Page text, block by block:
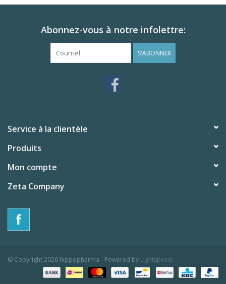
Abonnez-vous à notre infolettre:
S'ABONNER
Service à la clientèle
Produits
Mon compte
Zeta Company
© Copyright 2026 hippopharma - Powered by Lightspeed